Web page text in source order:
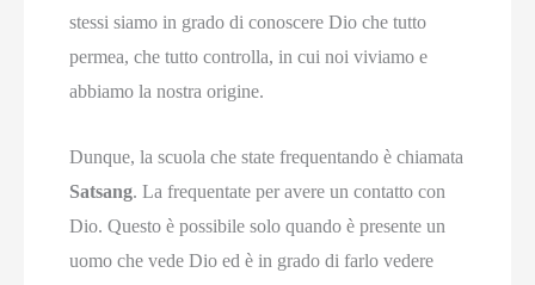
stessi siamo in grado di conoscere Dio che tutto
permea, che tutto controlla, in cui noi viviamo e
abbiamo la nostra origine.
Dunque, la scuola che state frequentando è chiamata
Satsang. La frequentate per avere un contatto con
Dio. Questo è possibile solo quando è presente un
uomo che vede Dio ed è in grado di farlo vedere